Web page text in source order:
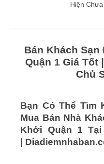
Hiện
Bán Khách
Quận 1 Giá Tốt
Chủ
Bạn Có Thể Tìm
Mua Bán Nhà
Khởi Quận 1